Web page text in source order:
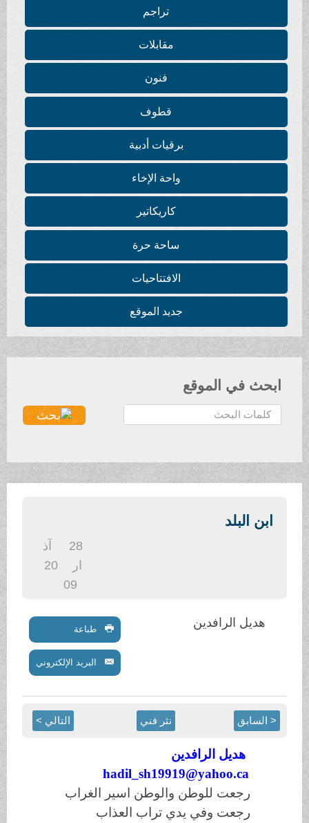
تراجم
مقابلات
فنون
قطوف
برقيات أدبية
واحة الإخاء
كاريكاتير
ساحة حرة
الافتتاحيات
جديد الموقع
ابحث في الموقع
ح
ث
ابن البلد
20
هديل الرافدين طباعة
البريد الإلكتروني
< السابق نثر فني التالي >
هديل الرافدين
hadil_sh19919@yahoo.ca
رجعت للوطن والوطن اسير الغراب
رجعت وفي يدي تراب العذاب